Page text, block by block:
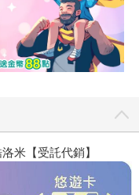
米【受託代銷】